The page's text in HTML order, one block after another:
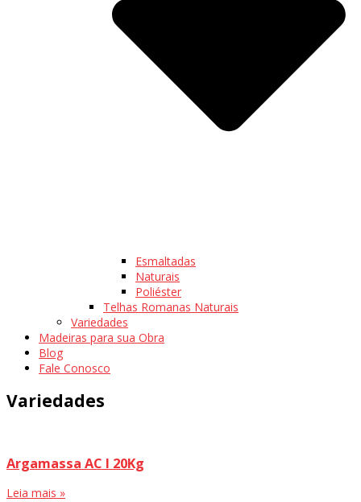
Esmaltadas
Naturais
Poliéster
Telhas Romanas Naturais
Variedades
Madeiras para sua Obra
Blog
Fale Conosco
Variedades
Argamassa AC I 20Kg
Leia mais »